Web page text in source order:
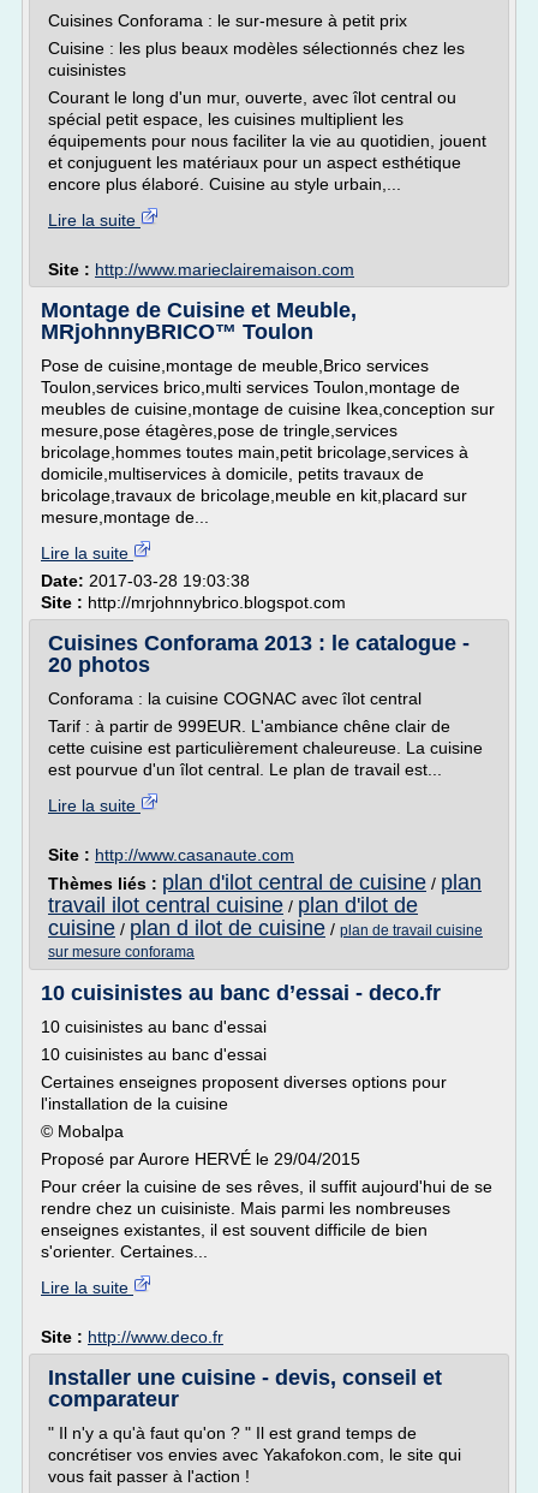
Cuisines Conforama : le sur-mesure à petit prix
Cuisine : les plus beaux modèles sélectionnés chez les
cuisinistes
Courant le long d'un mur, ouverte, avec îlot central ou
spécial petit espace, les cuisines multiplient les
équipements pour nous faciliter la vie au quotidien, jouent
et conjuguent les matériaux pour un aspect esthétique
encore plus élaboré. Cuisine au style urbain,...
Lire la suite
Site : http://www.marieclairemaison.com
Montage de Cuisine et Meuble,
MRjohnnyBRICO™ Toulon
Pose de cuisine,montage de meuble,Brico services
Toulon,services brico,multi services Toulon,montage de
meubles de cuisine,montage de cuisine Ikea,conception sur
mesure,pose étagères,pose de tringle,services
bricolage,hommes toutes main,petit bricolage,services à
domicile,multiservices à domicile, petits travaux de
bricolage,travaux de bricolage,meuble en kit,placard sur
mesure,montage de...
Lire la suite
Date: 2017-03-28 19:03:38
Site : http://mrjohnnybrico.blogspot.com
Cuisines Conforama 2013 : le catalogue -
20 photos
Conforama : la cuisine COGNAC avec îlot central
Tarif : à partir de 999EUR. L'ambiance chêne clair de
cette cuisine est particulièrement chaleureuse. La cuisine
est pourvue d'un îlot central. Le plan de travail est...
Lire la suite
Site : http://www.casanaute.com
Thèmes liés : plan d'ilot central de cuisine / plan
travail ilot central cuisine / plan d'ilot de
cuisine / plan d ilot de cuisine / plan de travail cuisine
sur mesure conforama
10 cuisinistes au banc d’essai - deco.fr
10 cuisinistes au banc d'essai
10 cuisinistes au banc d'essai
Certaines enseignes proposent diverses options pour
l'installation de la cuisine
© Mobalpa
Proposé par Aurore HERVÉ le 29/04/2015
Pour créer la cuisine de ses rêves, il suffit aujourd'hui de se
rendre chez un cuisiniste. Mais parmi les nombreuses
enseignes existantes, il est souvent difficile de bien
s'orienter. Certaines...
Lire la suite
Site : http://www.deco.fr
Installer une cuisine - devis, conseil et
comparateur
" Il n'y a qu'à faut qu'on ? " Il est grand temps de
concrétiser vos envies avec Yakafokon.com, le site qui
vous fait passer à l'action !